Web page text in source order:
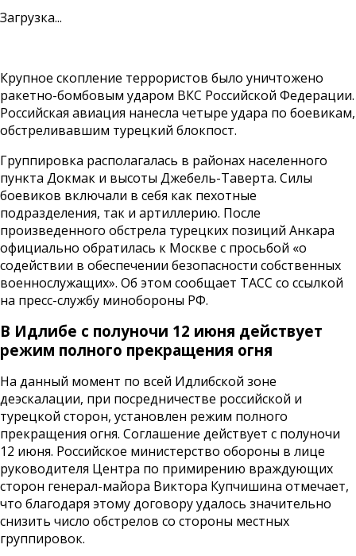
Загрузка...
Крупное скопление террористов было уничтожено
ракетно-бомбовым ударом ВКС Российской Федерации.
Российская авиация нанесла четыре удара по боевикам,
обстреливавшим турецкий блокпост.
Группировка располагалась в районах населенного
пункта Докмак и высоты Джебель-Таверта. Силы
боевиков включали в себя как пехотные
подразделения, так и артиллерию. После
произведенного обстрела турецких позиций Анкара
официально обратилась к Москве с просьбой «о
содействии в обеспечении безопасности собственных
военнослужащих». Об этом сообщает ТАСС со ссылкой
на пресс-службу минобороны РФ.
В Идлибе с полуночи 12 июня действует
режим полного прекращения огня
На данный момент по всей Идлибской зоне
деэскалации, при посредничестве российской и
турецкой сторон, установлен режим полного
прекращения огня. Соглашение действует с полуночи
12 июня. Российское министерство обороны в лице
руководителя Центра по примирению враждующих
сторон генерал-майора Виктора Купчишина отмечает,
что благодаря этому договору удалось значительно
снизить число обстрелов со стороны местных
группировок.